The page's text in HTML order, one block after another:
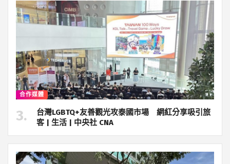
合作媒體
台灣LGBTQ+友善觀光攻泰國市場 網紅分享吸引旅
客 | 生活 | 中央社 CNA